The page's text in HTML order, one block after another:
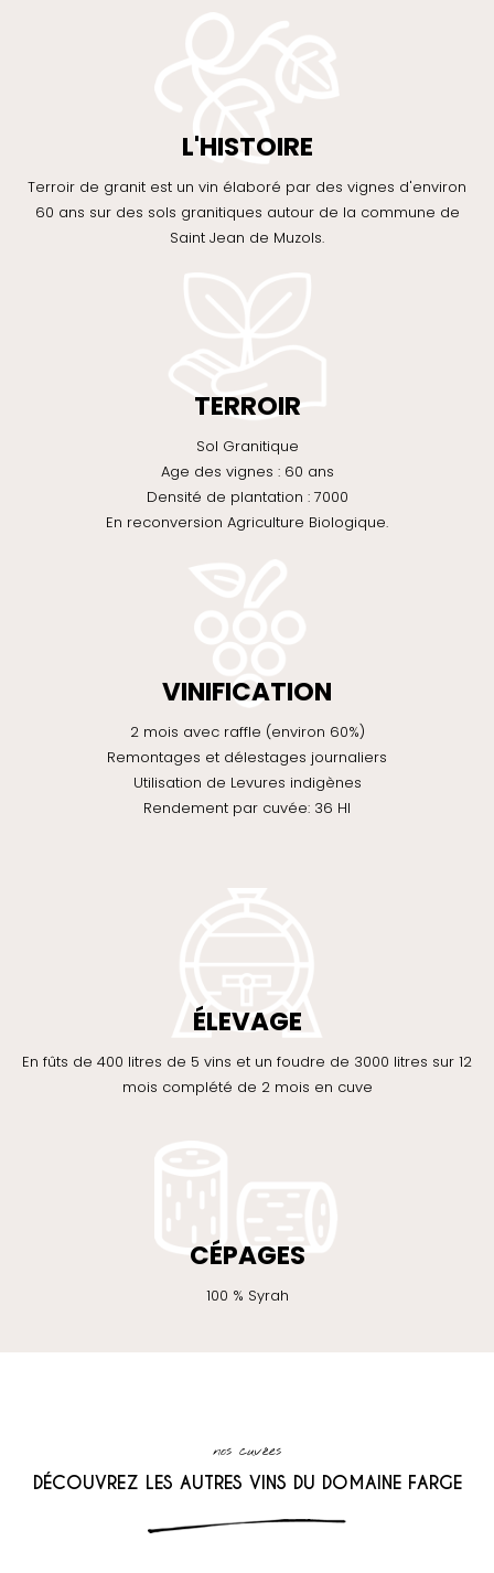
L'HISTOIRE
Terroir de granit est un vin élaboré par des vignes d'environ
60 ans sur des sols granitiques autour de la commune de
Saint Jean de Muzols.
TERROIR
Sol Granitique
Age des vignes : 60 ans
Densité de plantation : 7000
En reconversion Agriculture Biologique.
VINIFICATION
2 mois avec raffle (environ 60%)
Remontages et délestages journaliers
Utilisation de Levures indigènes
Rendement par cuvée: 36 Hl
ÉLEVAGE
En fûts de 400 litres de 5 vins et un foudre de 3000 litres sur 12
mois complété de 2 mois en cuve
CÉPAGES
100 % Syrah
nos cuvées
DÉCOUVREZ LES AUTRES VINS DU DOMAINE FARGE